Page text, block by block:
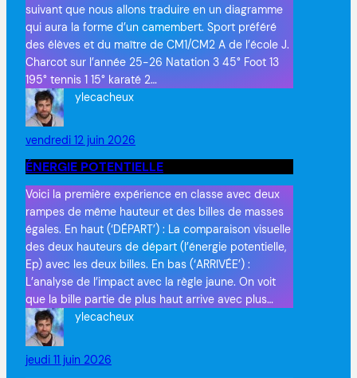
suivant que nous allons traduire en un diagramme
qui aura la forme d’un camembert. Sport préféré
des élèves et du maître de CM1/CM2 A de l’école J.
Charcot sur l’année 25-26 Natation 3 45° Foot 13
195° tennis 1 15° karaté 2…
ylecacheux
vendredi 12 juin 2026
ÉNERGIE POTENTIELLE
Voici la première expérience en classe avec deux
rampes de même hauteur et des billes de masses
égales. En haut (‘DÉPART’) : La comparaison visuelle
des deux hauteurs de départ (l’énergie potentielle,
Ep) avec les deux billes. En bas (‘ARRIVÉE’) :
L’analyse de l’impact avec la règle jaune. On voit
que la bille partie de plus haut arrive avec plus…
ylecacheux
jeudi 11 juin 2026